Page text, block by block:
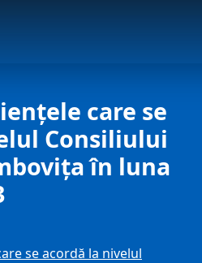
care se
Consiliului
în luna
se acordă la nivelul